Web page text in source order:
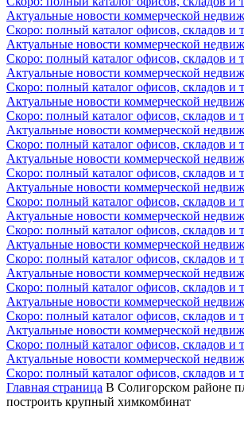
Актуальные новости коммерческой
Скоро: полный каталог офисов, складов и
Актуальные новости коммерческой
Скоро: полный каталог офисов, складов и
Актуальные новости коммерческой
Скоро: полный каталог офисов, складов и
Актуальные новости коммерческой
Скоро: полный каталог офисов, складов и
Актуальные новости коммерческой
Скоро: полный каталог офисов, складов и
Актуальные новости коммерческой
Скоро: полный каталог офисов, складов и
Актуальные новости коммерческой
Скоро: полный каталог офисов, складов и
Актуальные новости коммерческой
Скоро: полный каталог офисов, складов и
Актуальные новости коммерческой
Скоро: полный каталог офисов, складов и
Актуальные новости коммерческой
Скоро: полный каталог офисов, складов и
Актуальные новости коммерческой
Скоро: полный каталог офисов, складов и
Актуальные новости коммерческой
Скоро: полный каталог офисов, складов и
Актуальные новости коммерческой
Скоро: полный каталог офисов, складов и
Главная страница В Солигорском районе
построить крупный химкомбинат